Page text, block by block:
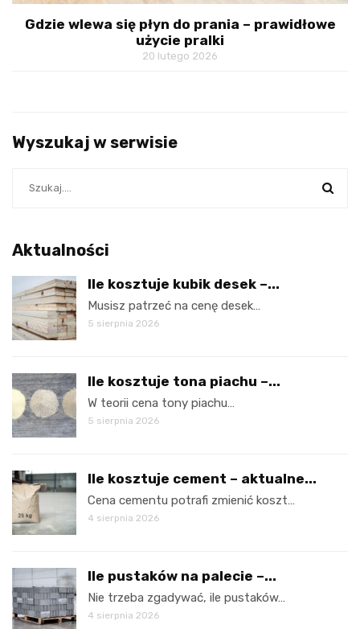
Gdzie wlewa się płyn do prania – prawidłowe
użycie pralki
20 lutego 2026
Wyszukaj w serwisie
Aktualności
Ile kosztuje kubik desek –...
Musisz patrzeć na cenę desek…
5 sierpnia 2026
Ile kosztuje tona piachu –...
W teorii cena tony piachu…
5 sierpnia 2026
Ile kosztuje cement – aktualne...
Cena cementu potrafi zmienić koszt…
4 sierpnia 2026
Ile pustaków na palecie –...
Nie trzeba zgadywać, ile pustaków…
4 sierpnia 2026